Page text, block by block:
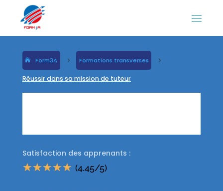
Form3A 5 Formations transverses 5
Réussir dans sa mission de tuteur
Satisfaction des apprenants :
☆☆☆☆☆ (4.45/5)